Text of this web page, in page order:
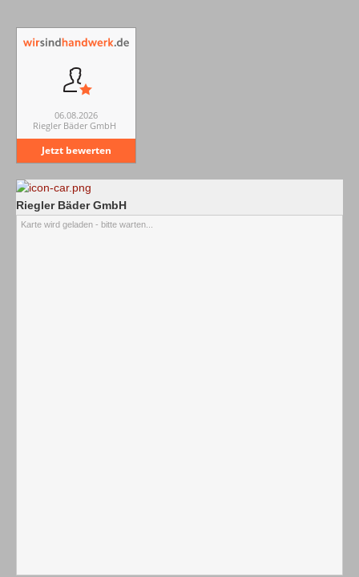
06.08.2026
Riegler Bäder GmbH
Jetzt bewerten
Riegler Bäder GmbH
Karte wird geladen - bitte warten...